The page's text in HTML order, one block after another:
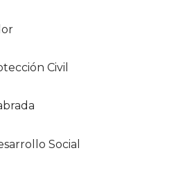
Civil
Social